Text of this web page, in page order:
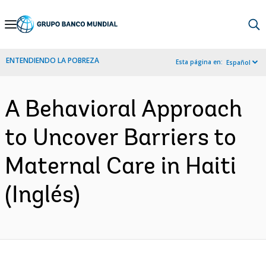
Skip
Navigation
ENTENDIENDO LA POBREZA Esta página en: Español
A Behavioral Approach
to Uncover Barriers to
Maternal Care in Haiti
(Inglés)